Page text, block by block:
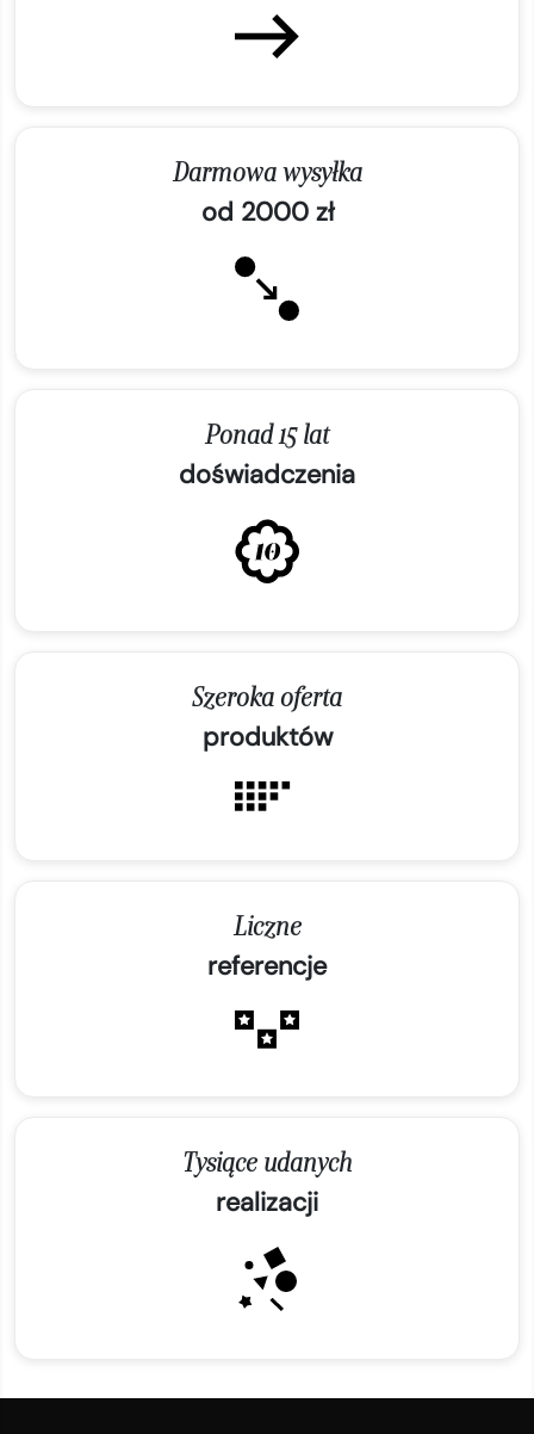
Darmowa wysyłka
od 2000 zł
Ponad 15 lat
doświadczenia
Szeroka oferta
produktów
Liczne
referencje
Tysiące udanych
realizacji